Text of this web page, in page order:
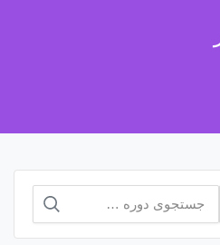
جستجو